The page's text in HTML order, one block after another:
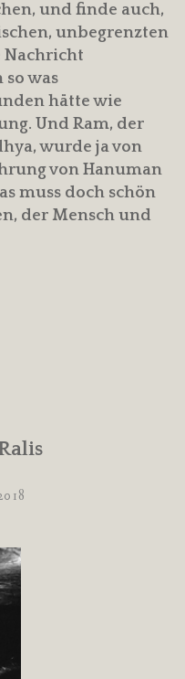
und finde auch,
unbegrenzten
Nachricht
was
hätte wie
Und Ram, der
wurde ja von
von Hanuman
muss doch schön
der Mensch und